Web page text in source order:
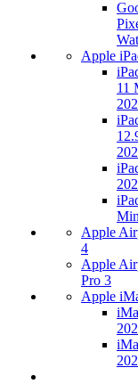
Apple
11
Apple
4
Apple
Pro 3
Apple